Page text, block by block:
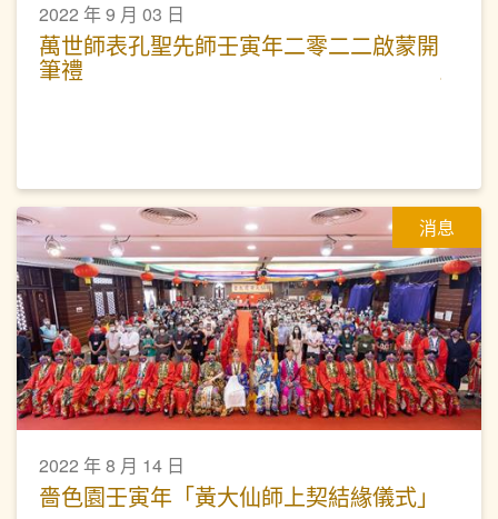
2022 年 9 月 03 日
萬世師表孔聖先師壬寅年二零二二啟蒙開
筆禮
消息
2022 年 8 月 14 日
嗇色園壬寅年「黃大仙師上契結緣儀式」